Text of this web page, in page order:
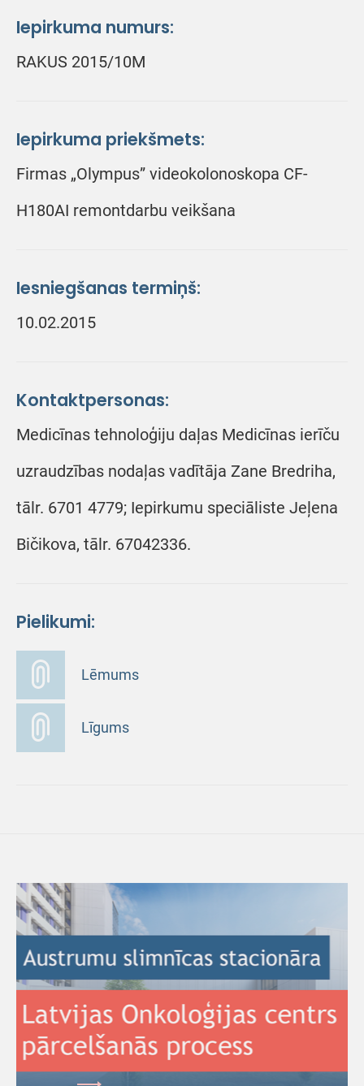
Iepirkuma numurs:
RAKUS 2015/10M
Iepirkuma priekšmets:
Firmas „Olympus” videokolonoskopa CF-
H180AI remontdarbu veikšana
Iesniegšanas termiņš:
10.02.2015
Kontaktpersonas:
Medicīnas tehnoloģiju daļas Medicīnas ierīču
uzraudzības nodaļas vadītāja Zane Bredriha,
tālr. 6701 4779; Iepirkumu speciāliste Jeļena
Bičikova, tālr. 67042336.
Pielikumi:
Lēmums
Līgums